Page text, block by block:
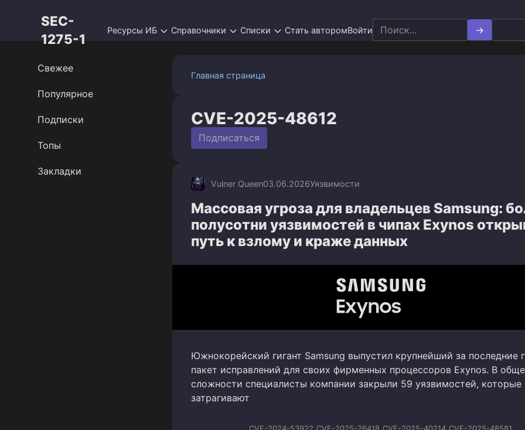
SEC-
1275-1
Ресурсы ИБ Справочники Списки Стать авторомВойти Search
for:
Главная страница
CVE-2025-48612
Подписаться
Vulner Queen03.06.2026Уязвимости
Массовая угроза для владельцев Samsung:
полусотни уязвимостей в чипах Exynos
путь к взлому и краже данных
Южнокорейский гигант Samsung выпустил крупнейший за последние
пакет исправлений для своих фирменных процессоров Exynos. В
сложности специалисты компании закрыли 59 уязвимостей, которые
затрагивают
Свежее
Популярное
Подписки
Топы
Закладки